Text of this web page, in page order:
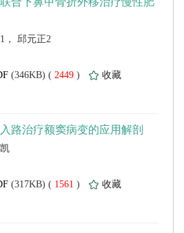
2449 )
1561 )